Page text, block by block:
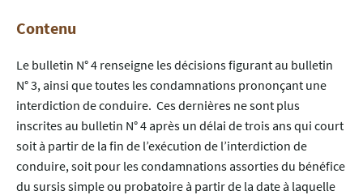
Contenu
Le bulletin N° 4 renseigne les décisions figurant au bulletin
N° 3, ainsi que toutes les condamnations prononçant une
interdiction de conduire. Ces dernières ne sont plus
inscrites au bulletin N° 4 après un délai de trois ans qui court
soit à partir de la fin de l’exécution de l’interdiction de
conduire, soit pour les condamnations assorties du bénéfice
du sursis simple ou probatoire à partir de la date à laquelle